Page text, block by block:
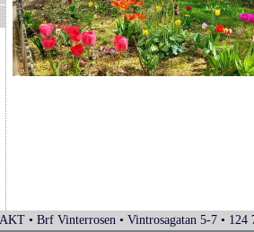
• Brf Vinterrosen • Vintrosagatan 5-7 • 124